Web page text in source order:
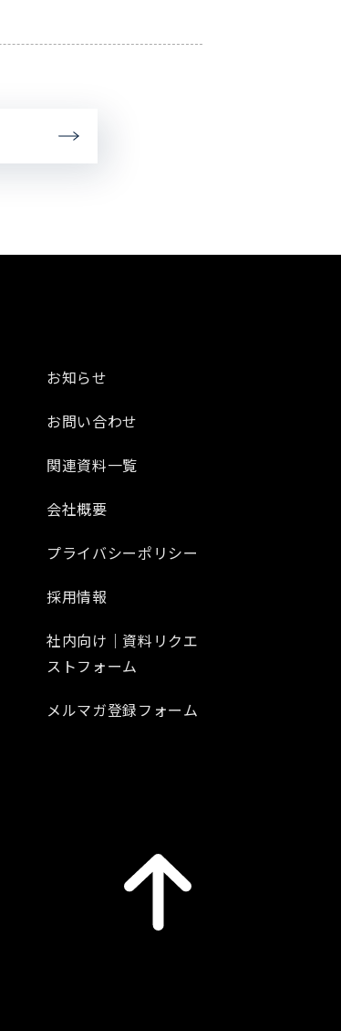
お知らせ
お問い合わせ
関連資料一覧
会社概要
プライバシーポリシー
採用情報
社内向け｜資料リクエ
ストフォーム
メルマガ登録フォーム